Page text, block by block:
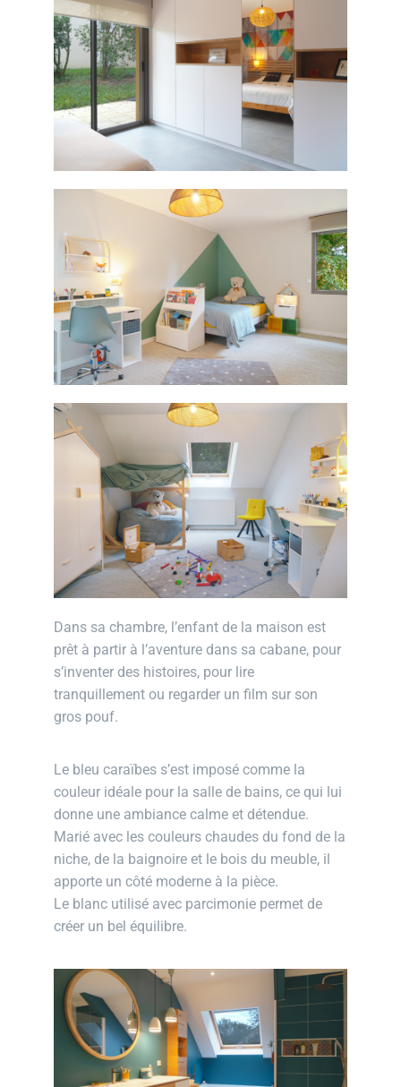
Dans sa chambre, l’enfant de la maison est
prêt à partir à l’aventure dans sa cabane, pour
s’inventer des histoires, pour lire
tranquillement ou regarder un film sur son
gros pouf.
Le bleu caraïbes s’est imposé comme la
couleur idéale pour la salle de bains, ce qui lui
donne une ambiance calme et détendue.
Marié avec les couleurs chaudes du fond de la
niche, de la baignoire et le bois du meuble, il
apporte un côté moderne à la pièce.
Le blanc utilisé avec parcimonie permet de
créer un bel équilibre.